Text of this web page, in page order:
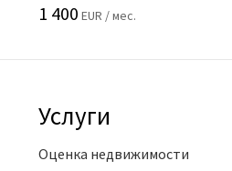
1 400 EUR / мес.
Услуги
Оценка недвижимости